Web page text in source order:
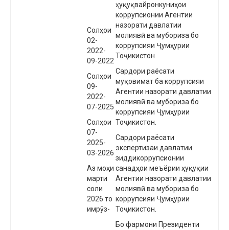
Солҳои
02-
2022-
09-2022
Солҳои
09-
2022-
07-2025
Солҳои
07-
2025-
03-2026
Аз моҳи
марти
соли
2026 то
имрӯз-
ҳуқуқвайронкуниҳои
коррупсионии Агентии
назорати давлатии
молиявӣ ва мубориза бо
коррупсияи Ҷумҳурии
Тоҷикистон
Сардори раёсати
муқовимат ба коррупсияи
Агентии назорати давлатии
молиявӣ ва мубориза бо
коррупсияи Ҷумҳурии
Тоҷикистон.
Сардори раёсати
экспертизаи давлатии
зиддикоррупсионии
санадҳои меъёрии ҳуқуқии
Агентии назорати давлатии
молиявӣ ва мубориза бо
коррупсияи Ҷумҳурии
Тоҷикистон.
Бо фармони Президенти